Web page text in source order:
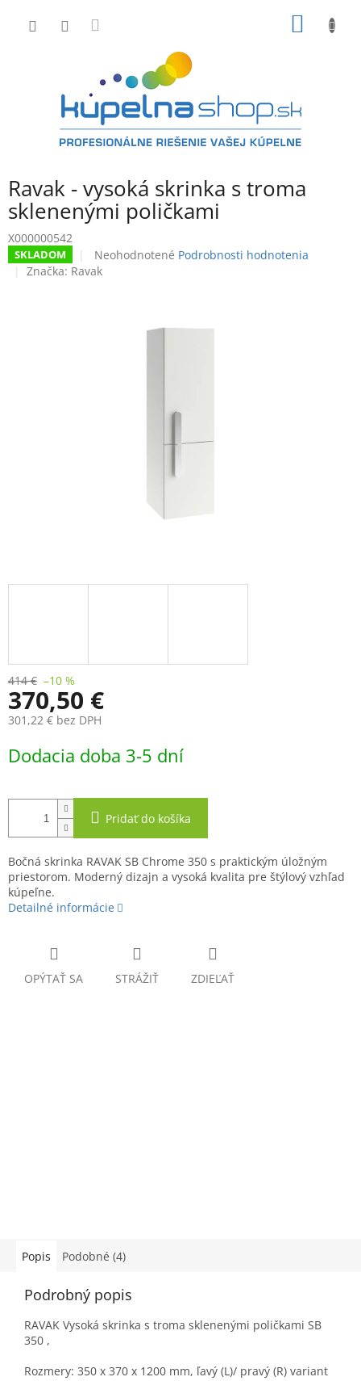
Ravak - vysoká skrinka s troma
sklenenými poličkami
X000000542
SKLADOM
Priemerné
hodnotenie
Neohodnotené Podrobnosti hodnotenia
Značka: Ravak
414 € –10 %
370,50 €
301,22 € bez DPH
cena:
Dodacia doba 3-5 dní
Pridať do košíka
Bočná skrinka RAVAK SB Chrome 350 s praktickým úložným
priestorom. Moderný dizajn a vysoká kvalita pre štýlový vzhľad
kúpeľne.
Detailné informácie
OPÝTAŤ SA STRÁŽIŤ ZDIEĽAŤ
Popis Podobné (4)
Podrobný popis
RAVAK Vysoká skrinka s troma sklenenými poličkami SB
350 ,
Rozmery: 350 x 370 x 1200 mm, ľavý (L)/ pravý (R) variant